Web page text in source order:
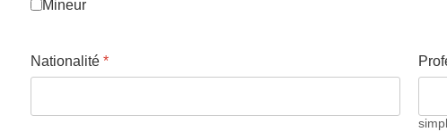
Mineur
Mineur
Nationalité*